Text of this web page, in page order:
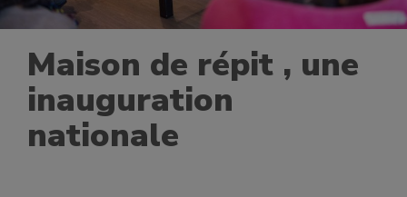
Maison de répit , une
inauguration
nationale